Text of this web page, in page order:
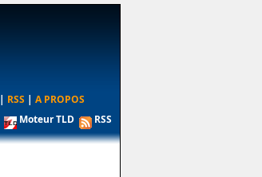
| RSS | A PROPOS
Moteur TLD RSS